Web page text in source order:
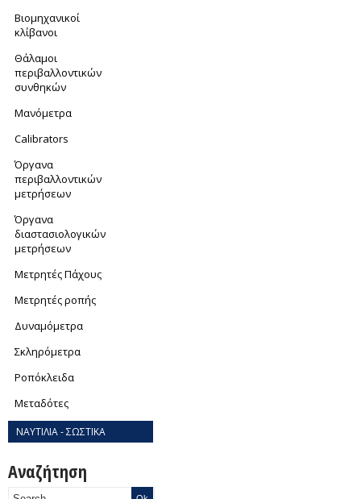
Βιομηχανικοί
κλίβανοι
Θάλαμοι
περιβαλλοντικών
συνθηκών
Μανόμετρα
Calibrators
Όργανα
περιβαλλοντικών
μετρήσεων
Όργανα
διαστασιολογικών
μετρήσεων
Μετρητές Πάχους
Μετρητές ροπής
Δυναμόμετρα
Σκληρόμετρα
Ροπόκλειδα
Μεταδότες
ΝΑΥΤΙΛΙΑ - ΣΩΣΤΙΚΑ
Αναζήτηση